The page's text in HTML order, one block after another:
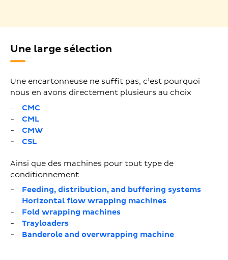
Une large sélection
Une encartonneuse ne suffit pas, c’est pourquoi
nous en avons directement plusieurs au choix
CMC
CML
CMW
CSL
Ainsi que des machines pour tout type de
conditionnement
Feeding, distribution, and buffering systems
Horizontal flow wrapping machines
Fold wrapping machines
Trayloaders
Banderole and overwrapping machine